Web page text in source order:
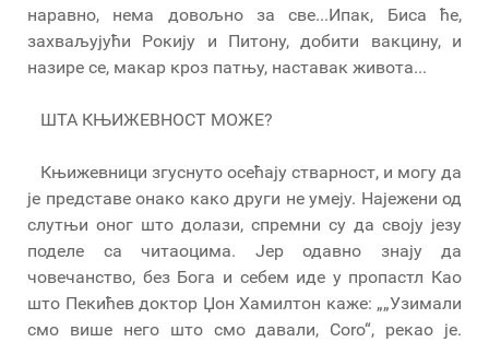
наравно, нема довољно за све...Ипак, Биса ће,
захваљујући Рокију и Питону, добити вакцину, и
назире се, макар кроз патњу, наставак живота...
ШТА КЊИЖЕВНОСТ МОЖЕ?
Књижевници згуснуто осећају стварност, и могу да
је представе онако како други не умеју. Најежени од
слутњи оног што долази, спремни су да своју језу
поделе са читаоцима. Јер одавно знају да
човечанство, без Бога и себем иде у пропастл Као
што Пекићев доктор Џон Хамилтон каже: „„Узимали
смо више него што смо давали, Coro“, рекао је.